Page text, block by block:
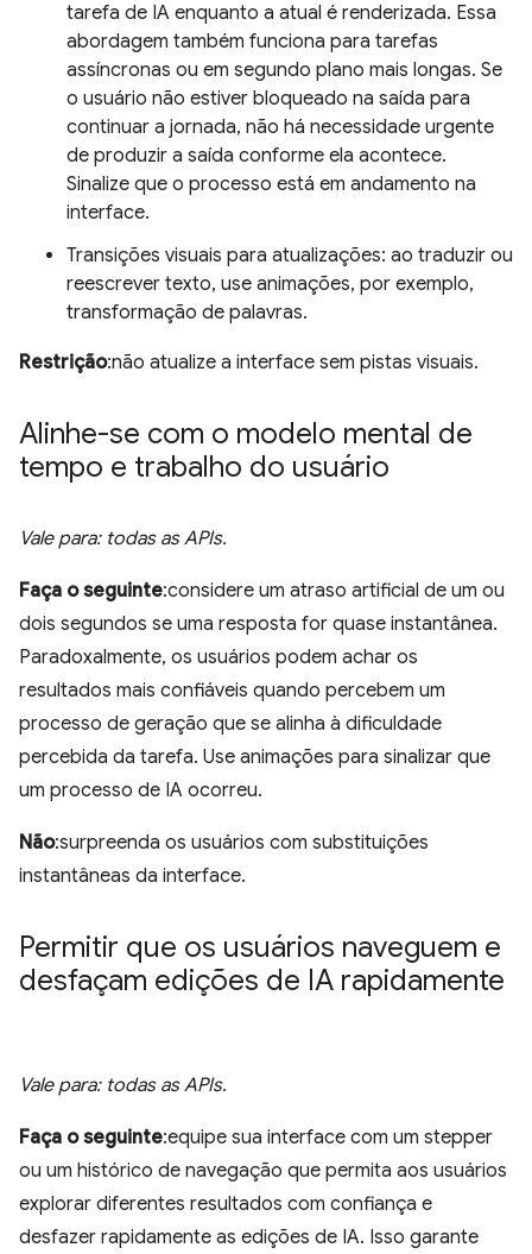
tarefa de IA enquanto a atual é renderizada. Essa
abordagem também funciona para tarefas
assíncronas ou em segundo plano mais longas. Se
o usuário não estiver bloqueado na saída para
continuar a jornada, não há necessidade urgente
de produzir a saída conforme ela acontece.
Sinalize que o processo está em andamento na
interface.
Transições visuais para atualizações: ao traduzir ou
reescrever texto, use animações, por exemplo,
transformação de palavras.
Restrição:não atualize a interface sem pistas visuais.
Alinhe-se com o modelo mental de
tempo e trabalho do usuário
Vale para: todas as APIs.
Faça o seguinte:considere um atraso artificial de um ou
dois segundos se uma resposta for quase instantânea.
Paradoxalmente, os usuários podem achar os
resultados mais confiáveis quando percebem um
processo de geração que se alinha à dificuldade
percebida da tarefa. Use animações para sinalizar que
um processo de IA ocorreu.
Não:surpreenda os usuários com substituições
instantâneas da interface.
Permitir que os usuários naveguem e
desfaçam edições de IA rapidamente
Vale para: todas as APIs.
Faça o seguinte:equipe sua interface com um stepper
ou um histórico de navegação que permita aos usuários
explorar diferentes resultados com confiança e
desfazer rapidamente as edições de IA. Isso garante